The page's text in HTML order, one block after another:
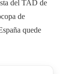
del TAD de
de
quede